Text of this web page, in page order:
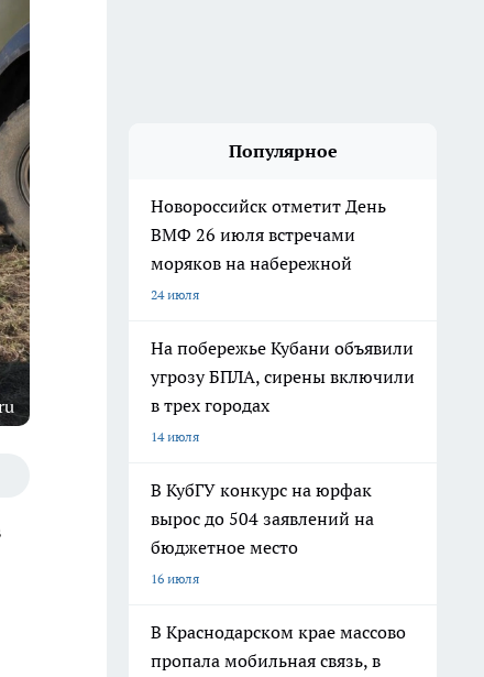
Популярное
Новороссийск отметит День
ВМФ 26 июля встречами
моряков на набережной
24 июля
На побережье Кубани объявили
угрозу БПЛА, сирены включили
в трех городах
14 июля
В КубГУ конкурс на юрфак
вырос до 504 заявлений на
бюджетное место
16 июля
В Краснодарском крае массово
пропала мобильная связь, в